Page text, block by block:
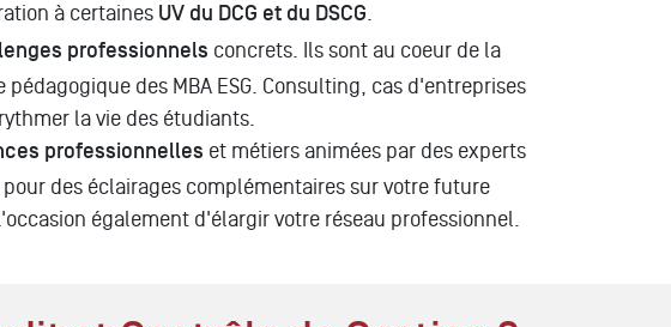
à certaines UV du DCG et du DSCG.
professionnels concrets. Ils sont au coeur de la
pédagogique des MBA ESG. Consulting, cas d'entreprises
la vie des étudiants.
professionnelles et métiers animées par des experts
des éclairages complémentaires sur votre future
également d'élargir votre réseau professionnel.